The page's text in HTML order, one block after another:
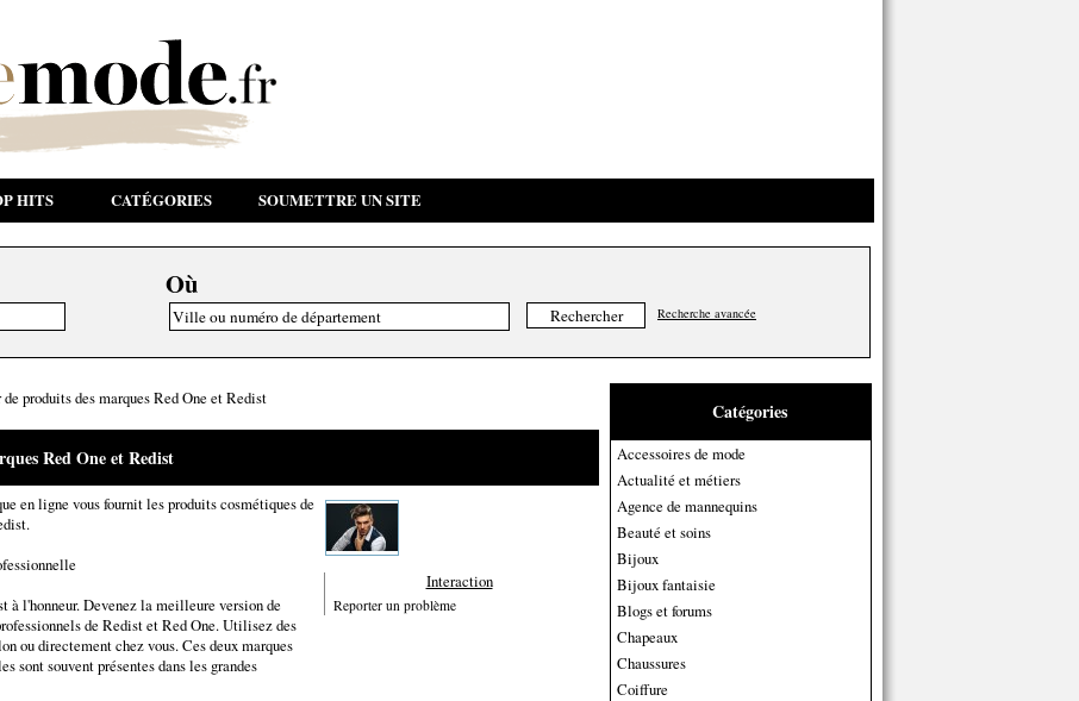
HITS CATÉGORIES SOUMETTRE UN SITE
Où
Recherche avancée
Catégories
Accessoires de mode
Actualité et métiers
Agence de mannequins
Beauté et soins
Bijoux
Bijoux fantaisie
Blogs et forums
Chapeaux
Chaussures
Coiffure
produits des marques Red One et Redist
Red One et Redist
en ligne vous fournit les produits cosmétiques de
l'honneur. Devenez la meilleure version de
de Redist et Red One. Utilisez des
ou directement chez vous. Ces deux marques
sont souvent présentes dans les grandes
Interaction
Reporter un problème